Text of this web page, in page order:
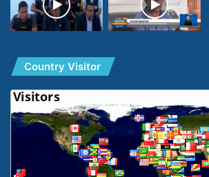
Country Visitor